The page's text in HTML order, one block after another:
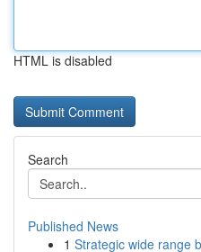
HTML is disabled
Search
Published News
1 Strategic wide range